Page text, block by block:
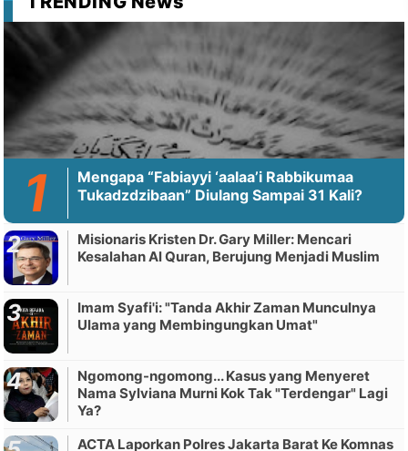
Mengapa “Fabiayyi ‘aalaa’i Rabbikumaa
Tukadzdzibaan” Diulang Sampai 31 Kali?
Misionaris Kristen Dr. Gary Miller: Mencari
Kesalahan Al Quran, Berujung Menjadi Muslim
Imam Syafi'i: "Tanda Akhir Zaman Munculnya
Ulama yang Membingungkan Umat"
Ngomong-ngomong... Kasus yang Menyeret
Nama Sylviana Murni Kok Tak "Terdengar" Lagi
Ya?
ACTA Laporkan Polres Jakarta Barat Ke Komnas